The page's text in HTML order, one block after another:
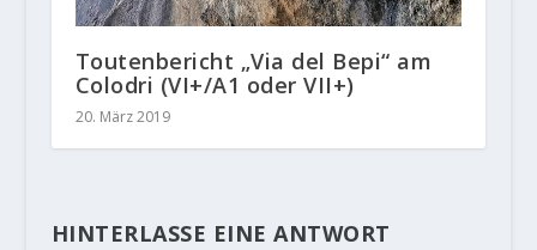
Toutenbericht „Via del Bepi“ am
Colodri (VI+/A1 oder VII+)
20. März 2019
HINTERLASSE EINE ANTWORT